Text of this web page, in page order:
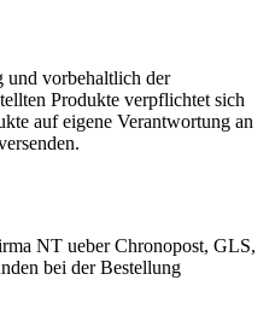
und vorbehaltlich der
Produkte verpflichtet sich
auf eigene Verantwortung an
NT ueber Chronopost, GLS,
bei der Bestellung